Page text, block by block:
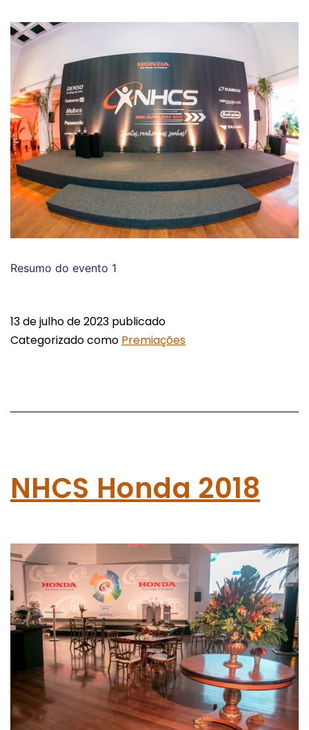
Resumo do evento 1
13 de julho de 2023 publicado
Categorizado como Premiações
NHCS Honda 2018